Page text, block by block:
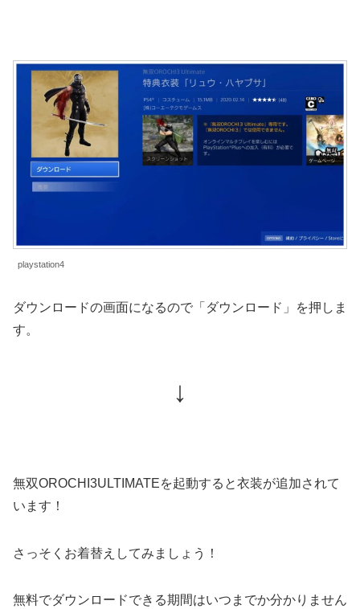
playstation4
ダウンロードの画面になるので「ダウンロード」を押しま
す。
↓
無双OROCHI3ULTIMATEを起動すると衣装が追加されて
います！
さっそくお着替えしてみましょう！
無料でダウンロードできる期間はいつまでか分かりません